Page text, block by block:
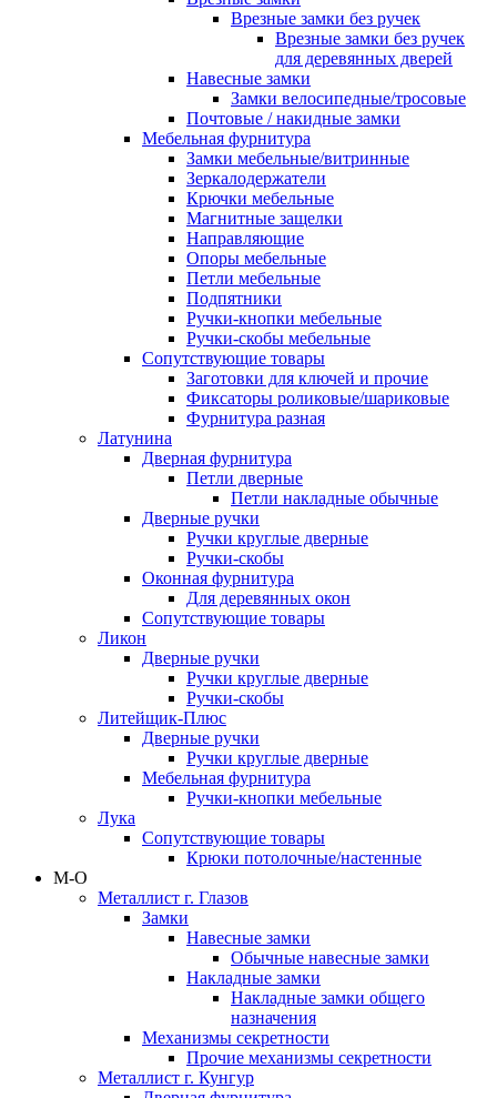
Врезные замки без ручек
Врезные замки без ручек
для деревянных дверей
Навесные замки
Замки велосипедные/тросовые
Почтовые / накидные замки
Мебельная фурнитура
Замки мебельные/витринные
Зеркалодержатели
Крючки мебельные
Магнитные защелки
Направляющие
Опоры мебельные
Петли мебельные
Подпятники
Ручки-кнопки мебельные
Ручки-скобы мебельные
Сопутствующие товары
Заготовки для ключей и прочие
Фиксаторы роликовые/шариковые
Фурнитура разная
Латунина
Дверная фурнитура
Петли дверные
Петли накладные обычные
Дверные ручки
Ручки круглые дверные
Ручки-скобы
Оконная фурнитура
Для деревянных окон
Сопутствующие товары
Ликон
Дверные ручки
Ручки круглые дверные
Ручки-скобы
Литейщик-Плюс
Дверные ручки
Ручки круглые дверные
Мебельная фурнитура
Ручки-кнопки мебельные
Лука
Сопутствующие товары
Крюки потолочные/настенные
М-О
Металлист г. Глазов
Замки
Навесные замки
Обычные навесные замки
Накладные замки
Накладные замки общего
назначения
Механизмы секретности
Прочие механизмы секретности
Металлист г. Кунгур